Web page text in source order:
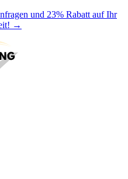
und 23% Rabatt auf Ihr
→